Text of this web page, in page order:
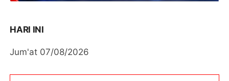
HARI INI
Jum'at 07/08/2026